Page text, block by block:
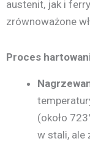
austenit, jak i
zrównoważone
Proces
(około
w stali, ale